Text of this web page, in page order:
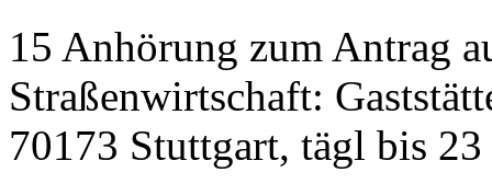
15 Anhörung zum Antrag
Straßenwirtschaft:
70173 Stuttgart, tägl bis